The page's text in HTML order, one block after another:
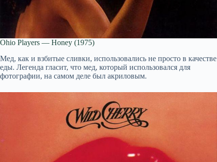
Ohio Players — Honey (1975)
Мед, как и взбитые сливки, использовались не просто в качестве
еды. Легенда гласит, что мед, который использовался для
фотографии, на самом деле был акриловым.